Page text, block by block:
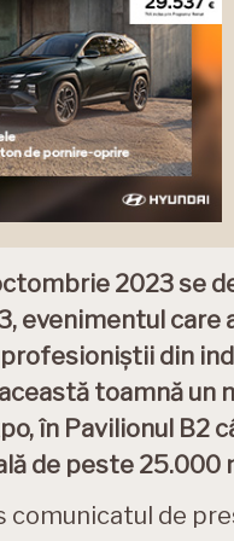
2023 se
evenimentul care
din
toamnă
în Pavilionul B2
de peste 25.000
comunicatul de